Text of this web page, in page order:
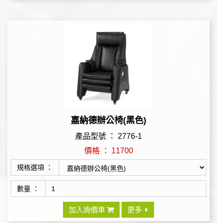
嘉納德辦公椅(黑色)
產品型號 ： 2776-1
價格 ： 11700
規格選項 ：
數量 ：
加入詢價車 更多